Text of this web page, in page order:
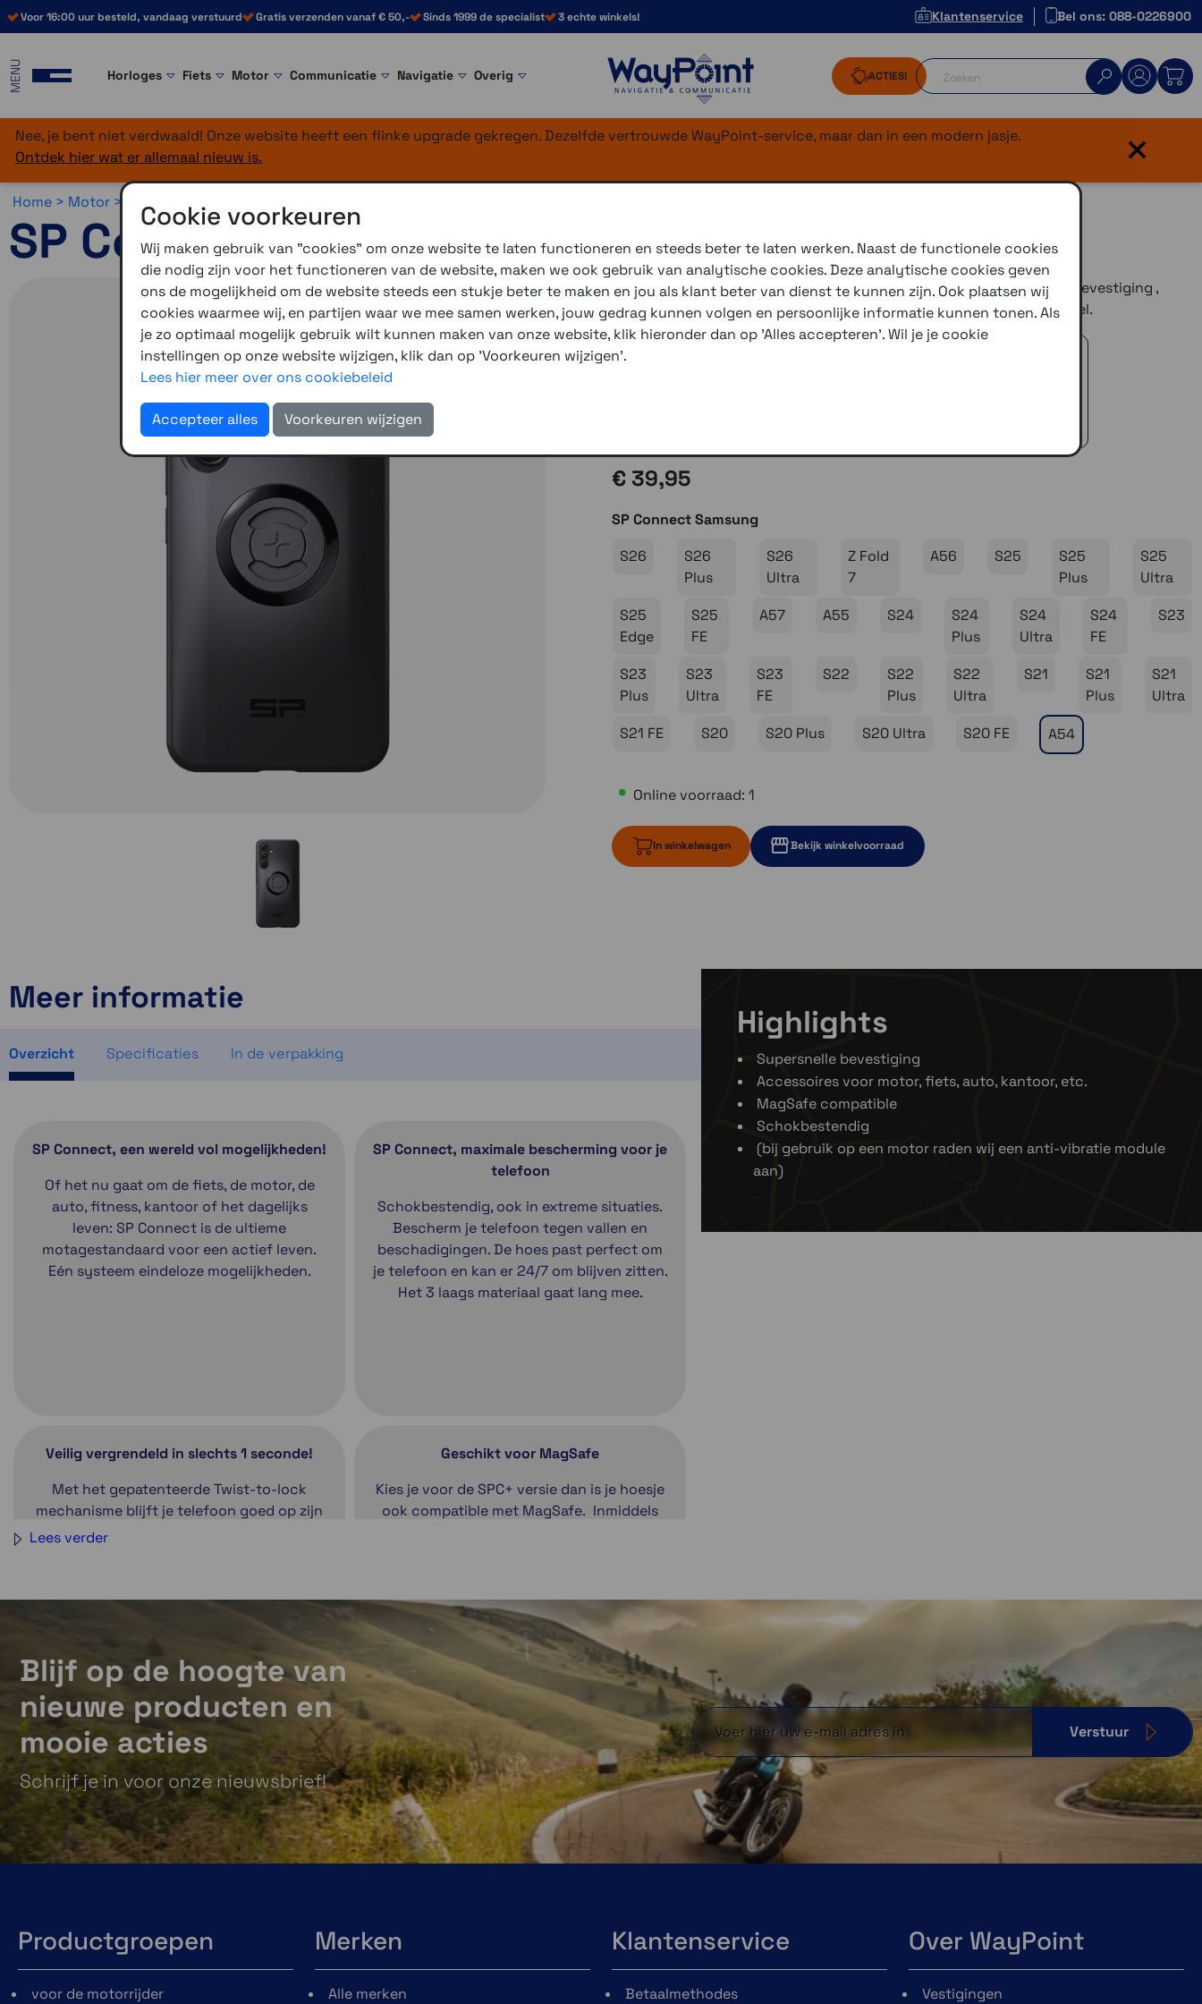
Voor 16:00 uur besteld, vandaag verstuurd Gratis verzenden vanaf € 50,- Sinds 1999 de specialist 3 echte winkels! Klantenservice Bel ons: 088-0226900
MENU Horloges Fiets Motor Communicatie Navigatie Overig ACTIES!
Nee, je bent niet verdwaald! Onze website heeft een flinke upgrade gekregen. Dezelfde vertrouwde WayPoint-service, maar dan in een modern jasje.
Ontdek hier wat er allemaal nieuw is.
×
Home > Motor >
SP Connect Phone Case SPC+ Samsung A54
De premium telefoonhoeslijn vanSP Connectbeschikt over veilige bevestiging ,
draadloos opladen, magnetisch bevestiging en is MagSafe compatibel.
3 winkels voor uitleg en advies!
€ 39,95
SP Connect Samsung
S26
S26
Plus
S26
Ultra
Z Fold
7
A56 S25
S25
Plus
S25
Ultra
S25
Edge
S25
FE
A57 A55 S24
S24
Plus
S24
Ultra
S24
FE
S23
S23
Plus
S23
Ultra
S23
FE
S22
S22
Plus
S22
Ultra
S21
S21
Plus
S21
Ultra
S21 FE
S20 S20 Plus S20 Ultra S20 FE A54
Online voorraad: 1
In winkelwagen Bekijk winkelvoorraad
Meer informatie
Overzicht Specificaties In de verpakking
SP Connect, een wereld vol mogelijkheden!
Of het nu gaat om de fiets, de motor, de
auto, fitness, kantoor of het dagelijks
leven: SP Connect is de ultieme
motagestandaard voor een actief leven.
Eén systeem eindeloze mogelijkheden.
SP Connect, maximale bescherming voor je
telefoon
Schokbestendig, ook in extreme situaties.
Bescherm je telefoon tegen vallen en
beschadigingen. De hoes past perfect om
je telefoon en kan er 24/7 om blijven zitten.
Het 3 laags materiaal gaat lang mee.
Veilig vergrendeld in slechts 1 seconde!
Met het gepatenteerde Twist-to-lock
mechanisme blijft je telefoon goed op zijn
plek zitten. Plaats de telefoonhoes op de
Connect heeft een uitgebreid assortiment
zodat jij je telefoon overal kunt bevestigen.
De hoesjes met SPC+ hebben ook nog een
magnetische bevestiging.
Geschikt voor MagSafe
Kies je voor de SPC+ versie dan is je hoesje
ook compatible met MagSafe. Inmiddels
een draadloze oplader weet je zeker dat je
telefoon goed op de lader ligt.
Lees verder
Highlights
Supersnelle bevestiging
Accessoires voor motor, fiets, auto, kantoor, etc.
MagSafe compatible
Schokbestendig
(bij gebruik op een motor raden wij een anti-vibratie module
aan)
Blijf op de hoogte van
nieuwe producten en
mooie acties
Schrijf je in voor onze nieuwsbrief!
Verstuur
Productgroepen
voor de motorrijder
Merken
Alle merken
Klantenservice
Betaalmethodes
Over WayPoint
Vestigingen
Cookie voorkeuren
Wij maken gebruik van "cookies" om onze website te laten functioneren en steeds beter te laten werken. Naast de functionele cookies
die nodig zijn voor het functioneren van de website, maken we ook gebruik van analytische cookies. Deze analytische cookies geven
ons de mogelijkheid om de website steeds een stukje beter te maken en jou als klant beter van dienst te kunnen zijn. Ook plaatsen wij
cookies waarmee wij, en partijen waar we mee samen werken, jouw gedrag kunnen volgen en persoonlijke informatie kunnen tonen. Als
je zo optimaal mogelijk gebruik wilt kunnen maken van onze website, klik hieronder dan op 'Alles accepteren'. Wil je je cookie
instellingen op onze website wijzigen, klik dan op 'Voorkeuren wijzigen'.
Lees hier meer over ons cookiebeleid
Accepteer alles Voorkeuren wijzigen